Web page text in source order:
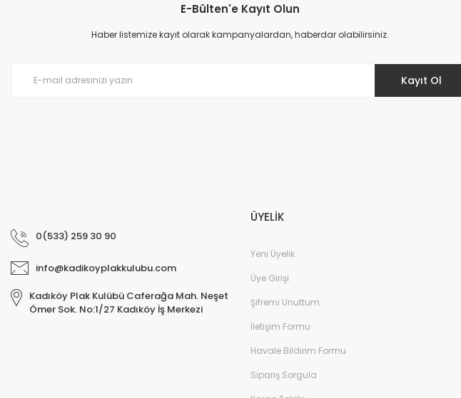
Ürün resmi kalitesiz, bozuk veya görüntülenemiyor.
Ürün açıklamasında eksik bilgiler bulunuyor.
E-Bülten'e Kayıt Olun
Haber listemize kayıt olarak kampanyalardan, haberdar olabilirsiniz.
Kayıt Ol
0(533) 259 30 90
info@kadikoyplakkulubu.com
Kadıköy Plak Kulübü Caferağa Mah. Neşet
Ömer Sok. No:1/27 Kadıköy İş Merkezi
ÜYELİK
Yeni Üyelik
Üye Girişi
Şifremi Unuttum
İletişim Formu
Havale Bildirim Formu
Sipariş Sorgula